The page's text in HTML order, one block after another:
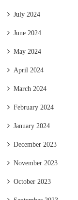
July 2024
June 2024
May 2024
April 2024
March 2024
February 2024
January 2024
December 2023
November 2023
October 2023